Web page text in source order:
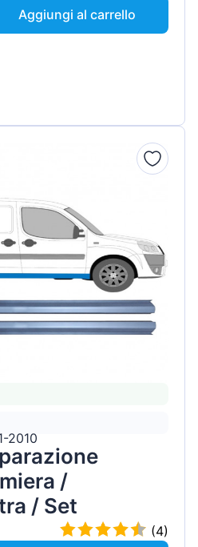
Aggiungi al carrello
2010
/
/ Set
(4)